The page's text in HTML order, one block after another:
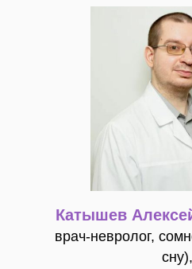
Катышев
врач-невролог,
сну),